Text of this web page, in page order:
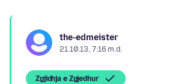
the-edmeister
21.10.13, 7:16 m.d.
Zgjidhja e Zgjedhur